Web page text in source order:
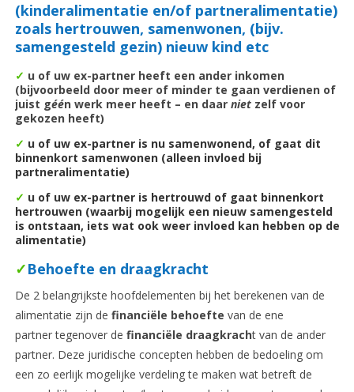
(kinderalimentatie en/of partneralimentatie)
zoals hertrouwen, samenwonen, (bijv.
samengesteld gezin) nieuw kind etc
✓ u of uw ex-partner heeft een ander inkomen
(bijvoorbeeld door meer of minder te gaan verdienen of
juist géén werk meer heeft – en daar nietzelf voor
gekozen heeft)
✓ u of uw ex-partner is nu samenwonend, of gaat dit
binnenkort samenwonen (alleen invloed bij
partneralimentatie)
✓ u of uw ex-partner is hertrouwd of gaat binnenkort
hertrouwen (waarbij mogelijk een nieuw samengesteld
is ontstaan, iets wat ook weer invloed kan hebben op de
alimentatie)
✓Behoefte en draagkracht
De 2 belangrijkste hoofdelementen bij het berekenen van de
alimentatie zijn de financiële behoefte van de ene
partner tegenover de financiële draagkracht van de ander
partner. Deze juridische concepten hebben de bedoeling om
een zo eerlijk mogelijke verdeling te maken wat betreft de